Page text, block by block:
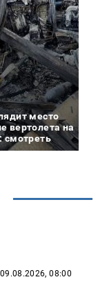
место
вертолета на
смотреть
09.08.2026, 08:00